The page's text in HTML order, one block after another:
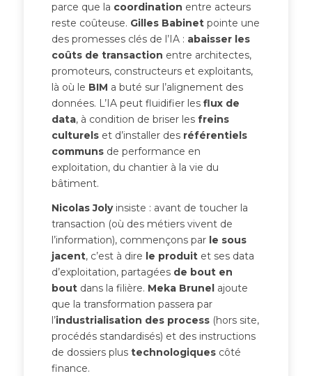
parce que la coordination entre acteurs
reste coûteuse. Gilles Babinetpointe une
des promesses clés de l’IA : abaisser les
coûts de transaction entre architectes,
promoteurs, constructeurs et exploitants,
là où le BIM a buté sur l’alignement des
données. L’IA peut fluidifier les flux de
data, à condition de briser les freins
culturelset d’installer des référentiels
communsde performance en
exploitation, du chantier à la vie du
bâtiment.
Nicolas Jolyinsiste : avant de toucher la
transaction (où des métiers vivent de
l’information), commençons par le sous
jacent, c’est à dire le produitet ses data
d’exploitation, partagées de bout en
boutdans la filière. Meka Brunelajoute
que la transformation passera par
l’industrialisation des process(hors site,
procédés standardisés) et des instructions
de dossiers plus technologiquescôté
finance.